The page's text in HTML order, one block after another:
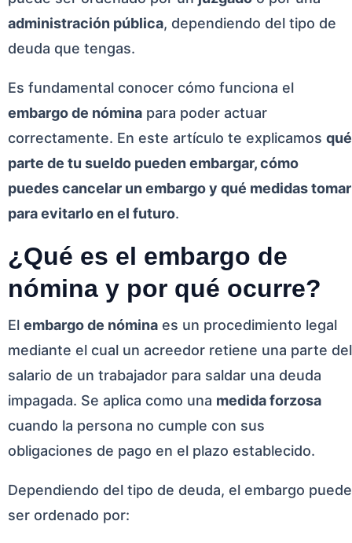
administración pública, dependiendo del tipo de
deuda que tengas.
Es fundamental conocer cómo funciona el
embargo de nómina para poder actuar
correctamente. En este artículo te explicamos qué
parte de tu sueldo pueden embargar, cómo
puedes cancelar un embargo y qué medidas tomar
para evitarlo en el futuro.
¿Qué es el embargo de
nómina y por qué ocurre?
El embargo de nómina es un procedimiento legal
mediante el cual un acreedor retiene una parte del
salario de un trabajador para saldar una deuda
impagada. Se aplica como una medida forzosa
cuando la persona no cumple con sus
obligaciones de pago en el plazo establecido.
Dependiendo del tipo de deuda, el embargo puede
ser ordenado por: